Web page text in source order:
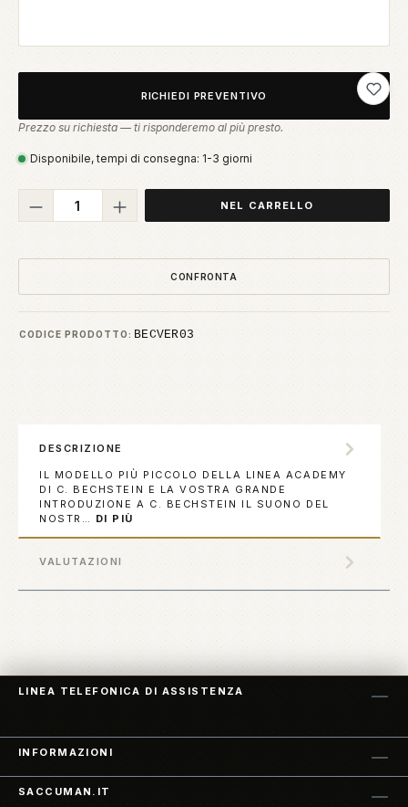
RICHIEDI PREVENTIVO
Prezzo su richiesta — ti risponderemo al più presto.
Disponibile, tempi di consegna: 1-3 giorni
Quantità del prodotto: inserisci la
NEL CARRELLO
CONFRONTA
CODICE PRODOTTO: BECVER03
DESCRIZIONE
IL MODELLO PIÙ PICCOLO DELLA LINEA ACADEMY
DI C. BECHSTEIN E LA VOSTRA GRANDE
INTRODUZIONE A C. BECHSTEIN IL SUONO DEL
NOSTR… DI PIÙ
VALUTAZIONI
LINEA TELEFONICA DI ASSISTENZA
INFORMAZIONI
SACCUMAN.IT